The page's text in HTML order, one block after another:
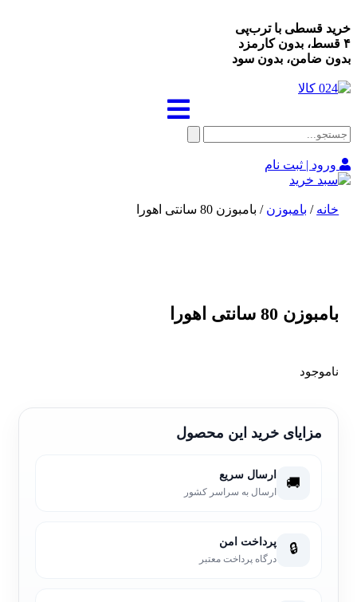
خرید قسطی با ترب‌پی
۴ قسط، بدون کارمزد
بدون ضامن، بدون سود
ورود | ثبت نام
خانه / بامبوزن / بامبوزن 80 سانتی اهورا
بامبوزن 80 سانتی اهورا
ناموجود
مزایای خرید این محصول
🚚 ارسال سریع
ارسال به سراسر کشور
🔒 پرداخت امن
درگاه پرداخت معتبر